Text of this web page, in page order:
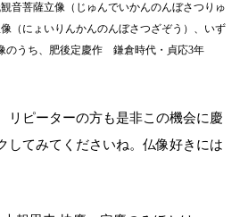
音菩薩立像（じゅんでいかんのんぼさつりゅ
（にょいりんかんのんぼさつざぞう）、いず
のうち、肥後定慶作 鎌倉時代・貞応3年
リピーターの方も是非この機会に慶
してみてくださいね。仏像好きには